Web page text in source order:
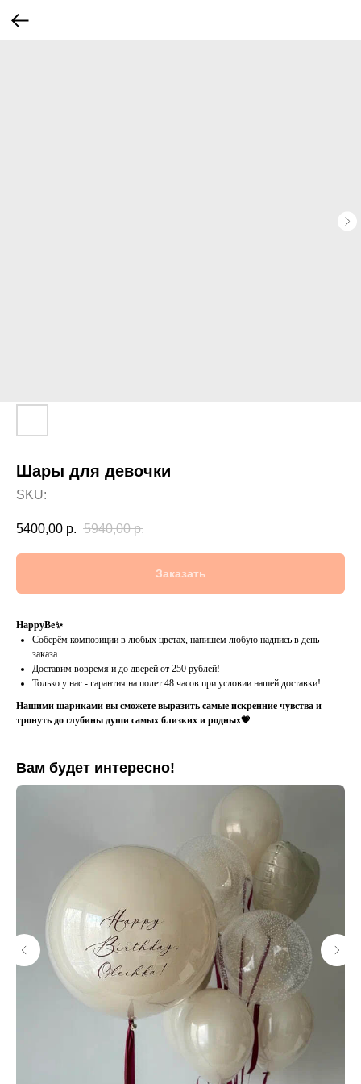
Шары для девочки
SKU:
5400,00 р. 5940,00 р.
Заказать
HappyBe✨
Соберём композиции в любых цветах, напишем любую надпись в день
заказа.
Доставим вовремя и до дверей от 250 рублей!
Только у нас - гарантия на полет 48 часов при условии нашей доставки!
Нашими шариками вы сможете выразить самые искренние чувства и
тронуть до глубины души самых близких и родных💗
Вам будет интересно!